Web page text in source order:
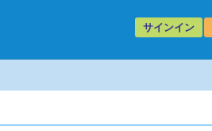
サインイン